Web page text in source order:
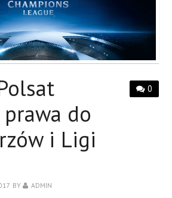
0
prawa do
i Ligi
BY ADMIN